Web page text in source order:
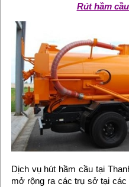
Rút hầm
Dịch vụ hút hầm cầu tại
mở rộng ra các trụ sở tại các